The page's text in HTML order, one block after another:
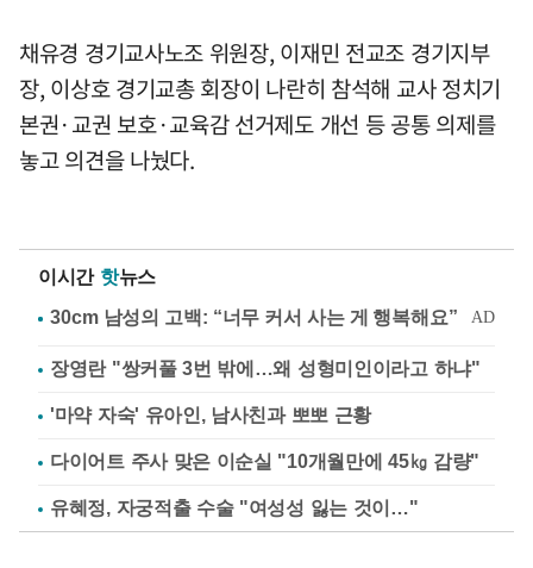
채유경 경기교사노조 위원장, 이재민 전교조 경기지부
장, 이상호 경기교총 회장이 나란히 참석해 교사 정치기
본권·교권 보호·교육감 선거제도 개선 등 공통 의제를
놓고 의견을 나눴다.
이시간 핫뉴스
장영란 "쌍커풀 3번 밖에…왜 성형미인이라고 하냐"
'마약 자숙' 유아인, 남사친과 뽀뽀 근황
다이어트 주사 맞은 이순실 "10개월만에 45㎏ 감량"
유혜정, 자궁적출 수술 "여성성 잃는 것이…"